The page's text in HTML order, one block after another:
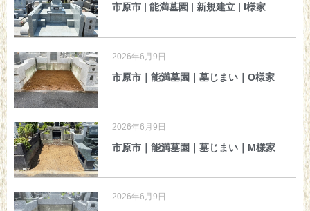
市原市 | 能満墓園 | 新規建立 | I様家
市原市｜能満墓園｜墓じまい｜O様家
2026年6月9日
市原市｜能満墓園｜墓じまい｜M様家
2026年6月9日
2026年6月9日